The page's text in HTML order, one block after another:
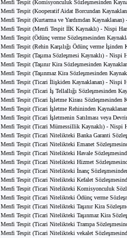
Menfi Tespit (Komisyonculuk Sözleşmesinden
Menfi Tespit (Kooperatif Aidat Borcundan
Menfi Tespit (Kurtarma ve Yardımdan Kaynaklanan)
Menfi Tespit (Menfi Tespit İİK Kaynaklı) - Nispi
Menfi Tespit (Ödünç verme Sözleşmesinden
Menfi Tespit (Rehin Karşılığı Ödünç verme İşinden
Menfi Tespit (Taşıma Sözleşmesi Kaynaklı) - Nispi
Menfi Tespit (Taşınır Kira Sözleşmesinden
Menfi Tespit (Taşınmaz Kira Sözleşmesinden
Menfi Tespit (Ticari İlişkiden Kaynaklanan) - Nispi
Menfi Tespit (Ticari İş Tellallığı Sözleşmesinden
Menfi Tespit (Ticari İşletme Kirası Sözleşmesinden
Menfi Tespit (Ticari İşletme Rehininden
Menfi Tespit (Ticari İşletmenin Satılması veya
Menfi Tespit (Ticari Mümessillik Kaynaklı) - Nispi
Menfi Tespit (Ticari Nitelikteki Banka Garanti
Menfi Tespit (Ticari Nitelikteki Emanet
Menfi Tespit (Ticari Nitelikteki Havale
Menfi Tespit (Ticari Nitelikteki Hizmet
Menfi Tespit (Ticari Nitelikteki İnanç
Menfi Tespit (Ticari Nitelikteki Kefalet
Menfi Tespit (Ticari Nitelikteki Komisyonculuk
Menfi Tespit (Ticari Nitelikteki Ödünç verme
Menfi Tespit (Ticari Nitelikteki Taşınır Kira
Menfi Tespit (Ticari Nitelikteki Taşınmaz Kira
Menfi Tespit (Ticari Nitelikteki Trampa
Menfi Tespit (Ticari Nitelikteki vekalet